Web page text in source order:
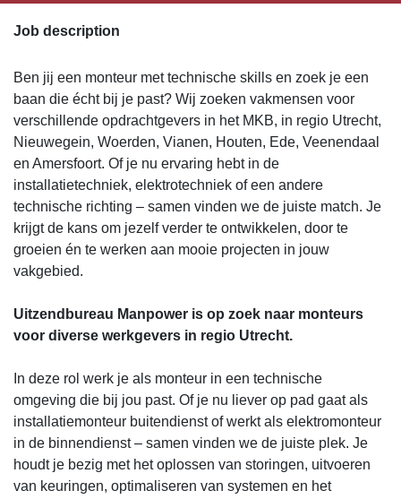
Job description
Ben jij een monteur met technische skills en zoek je een
baan die écht bij je past? Wij zoeken vakmensen voor
verschillende opdrachtgevers in het MKB, in regio Utrecht,
Nieuwegein, Woerden, Vianen, Houten, Ede, Veenendaal
en Amersfoort. Of je nu ervaring hebt in de
installatietechniek, elektrotechniek of een andere
technische richting – samen vinden we de juiste match. Je
krijgt de kans om jezelf verder te ontwikkelen, door te
groeien én te werken aan mooie projecten in jouw
vakgebied.
Uitzendbureau Manpower is op zoek naar monteurs
voor diverse werkgevers in regio Utrecht.
In deze rol werk je als monteur in een technische
omgeving die bij jou past. Of je nu liever op pad gaat als
installatiemonteur buitendienst of werkt als elektromonteur
in de binnendienst – samen vinden we de juiste plek. Je
houdt je bezig met het oplossen van storingen, uitvoeren
van keuringen, optimaliseren van systemen en het